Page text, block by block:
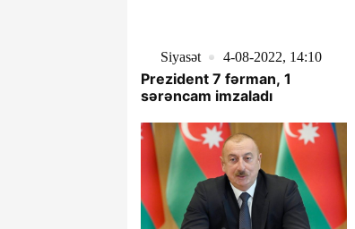
Siyasət 4-08-2022, 14:10
Prezident 7 fərman, 1
sərəncam imzaladı